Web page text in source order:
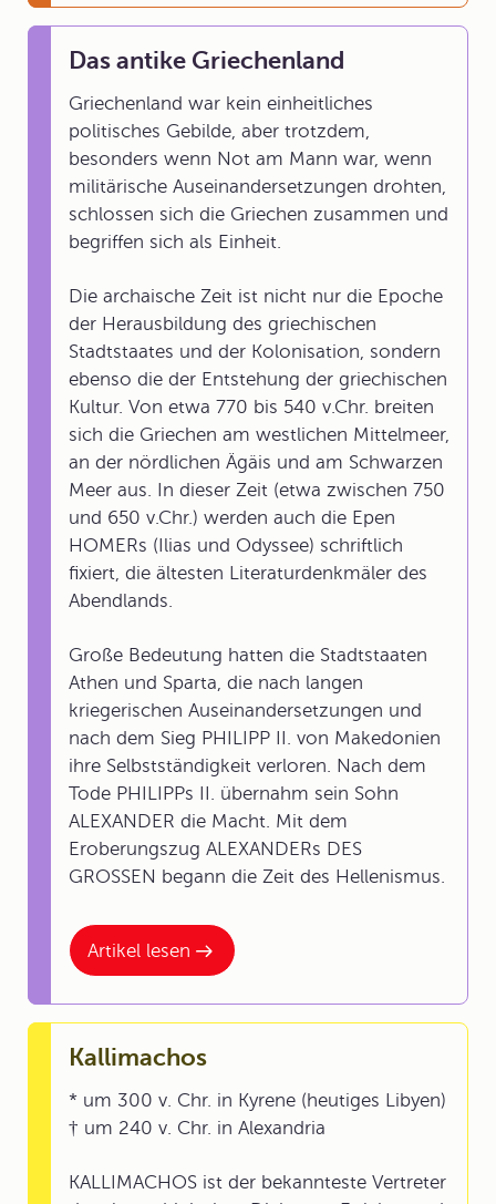
Artikel lesen
Das antike Griechenland
Griechenland war kein einheitliches
politisches Gebilde, aber trotzdem,
besonders wenn Not am Mann war, wenn
militärische Auseinandersetzungen drohten,
schlossen sich die Griechen zusammen und
begriffen sich als Einheit.
Die archaische Zeit ist nicht nur die Epoche
der Herausbildung des griechischen
Stadtstaates und der Kolonisation, sondern
ebenso die der Entstehung der griechischen
Kultur. Von etwa 770 bis 540 v.Chr. breiten
sich die Griechen am westlichen Mittelmeer,
an der nördlichen Ägäis und am Schwarzen
Meer aus. In dieser Zeit (etwa zwischen 750
und 650 v.Chr.) werden auch die Epen
HOMERs (Ilias und Odyssee) schriftlich
fixiert, die ältesten Literaturdenkmäler des
Abendlands.
Große Bedeutung hatten die Stadtstaaten
Athen und Sparta, die nach langen
kriegerischen Auseinandersetzungen und
nach dem Sieg PHILIPP II. von Makedonien
ihre Selbstständigkeit verloren. Nach dem
Tode PHILIPPs II. übernahm sein Sohn
ALEXANDER die Macht. Mit dem
Eroberungszug ALEXANDERs DES
GROSSEN begann die Zeit des Hellenismus.
Kallimachos
* um 300 v. Chr. in Kyrene (heutiges Libyen)
† um 240 v. Chr. in Alexandria
KALLIMACHOS ist der bekannteste Vertreter